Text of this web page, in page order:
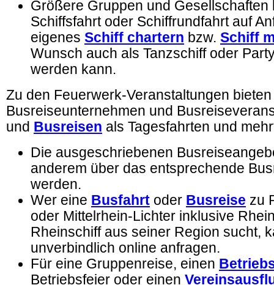
Größere Gruppen und Gesellschaften
Schiffsfahrt oder Schiffrundfahrt auf
eigenes Schiff chartern bzw. Schiff
Wunsch auch als Tanzschiff oder
werden kann.
Zu den Feuerwerk-Veranstaltungen
Busreiseunternehmen und
und Busreisen als Tagesfahrten und
Die ausgeschriebenen
anderem über das entsprechende
werden.
Wer eine Busfahrt oder Busreise zu
oder Mittelrhein-Lichter inklusive
Rheinschiff aus seiner Region sucht,
unverbindlich online anfragen.
Für eine Gruppenreise, einen
Betriebsfeier oder einen